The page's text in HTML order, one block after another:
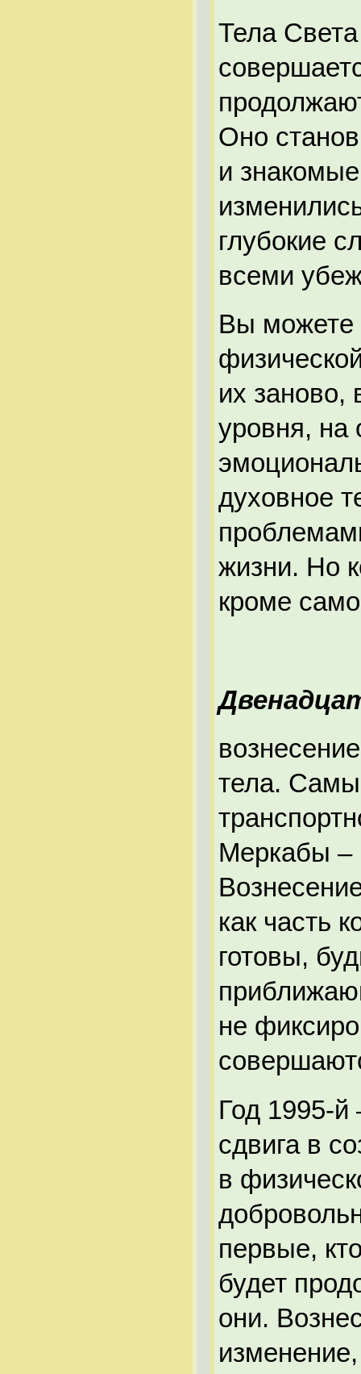
Тела Света
Оно
и
глубокие
всеми
Вы можете
их заново,
уровня, на
духовное
жизни. Но
кроме
тела.
Меркабы –
как часть
готовы,
не
Год 1995-й
сдвига в
в
первые,
будет
они.